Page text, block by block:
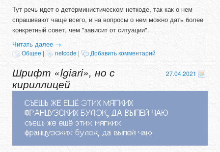
Тут речь идет о детерминистическом неткоде, так как о нем
спрашивают чаще всего, и на вопросы о нем можно дать более
конкретный совет, чем "зависит от ситуации".
Читать далее →
Общее | netcode | Добавить комментарий
27.04.2021
Шрифт «Igiari», но с
кириллицей